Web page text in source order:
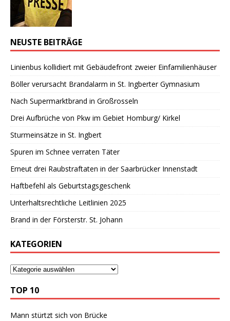
NEUSTE BEITRÄGE
Linienbus kollidiert mit Gebäudefront zweier Einfamilienhäuser
Böller verursacht Brandalarm in St. Ingberter Gymnasium
Nach Supermarktbrand in Großrosseln
Drei Aufbrüche von Pkw im Gebiet Homburg/ Kirkel
Sturmeinsätze in St. Ingbert
Spuren im Schnee verraten Täter
Erneut drei Raubstraftaten in der Saarbrücker Innenstadt
Haftbefehl als Geburtstagsgeschenk
Unterhaltsrechtliche Leitlinien 2025
Brand in der Försterstr. St. Johann
KATEGORIEN
TOP 10
Mann stürtzt sich von Brücke